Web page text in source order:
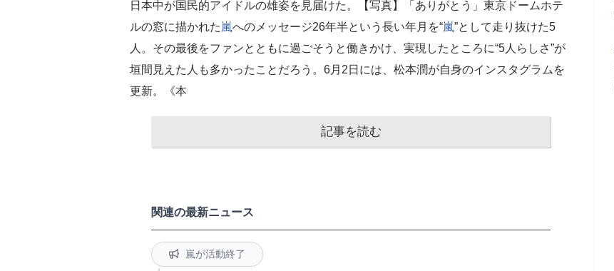
日本中が国民的アイドルの雄姿を見届けた。【写真】「ありがとう」東京ドームホテ
ルの窓に描かれた 嵐へのメッセージ26年半という長い年月を“嵐”として走り抜けた5
人。その最後をファンとともに過ごそうと働きかけ、実現したところに“5人らしさ”が
垣間見えた人も多かったことだろう。6月2日には、松本潤が自身のインスタグラムを
更新。《本
記事を読む
関連の最新ニュース
嵐が活動終了